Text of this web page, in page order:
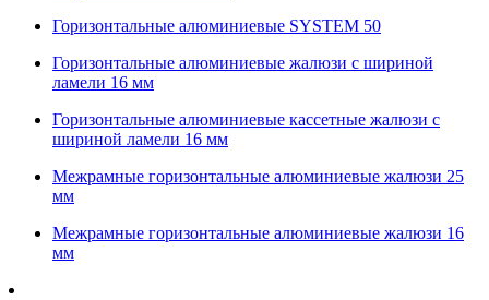
Горизонтальные алюминиевые SYSTEM 50
Горизонтальные алюминиевые жалюзи с шириной
ламели 16 мм
Горизонтальные алюминиевые кассетные жалюзи с
шириной ламели 16 мм
Межрамные горизонтальные алюминиевые жалюзи 25
мм
Межрамные горизонтальные алюминиевые жалюзи 16
мм